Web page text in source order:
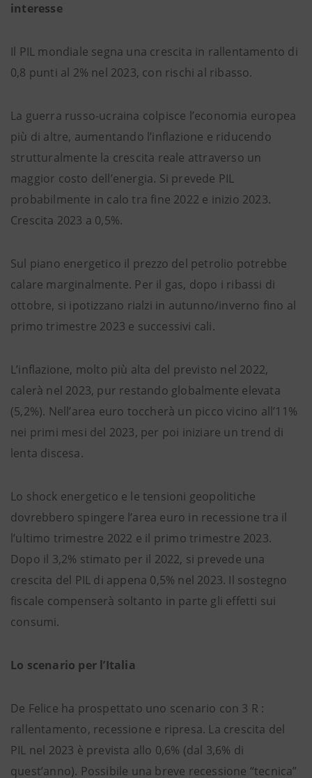
interesse
Il PIL mondiale segna una crescita in rallentamento di
0,8 punti al 2% nel 2023, con rischi al ribasso.
La guerra russo-ucraina colpisce l’economia europea
più di altre, aumentando l’inflazione e riducendo
strutturalmente la crescita reale attraverso un
maggior costo dell’energia. Si prevede PIL
probabilmente in calo tra fine 2022 e inizio 2023.
Crescita 2023 a 0,5%.
Sul piano energetico il prezzo del petrolio potrebbe
calare marginalmente. Per il gas, dopo i ribassi di
ottobre, si ipotizzano rialzi in autunno/inverno fino al
primo trimestre 2023 e successivi cali.
L’inflazione, molto più alta del previsto nel 2022,
calerà nel 2023, pur restando globalmente elevata
(5,2%). Nell’area euro toccherà un picco vicino all’11%
nei primi mesi del 2023, per poi iniziare un trend di
lenta discesa.
Lo shock energetico e le tensioni geopolitiche
dovrebbero spingere l’area euro in recessione tra il
l’ultimo trimestre 2022 e il primo trimestre 2023.
Dopo il 3,2% stimato per il 2022, si prevede una
crescita del PIL di appena 0,5% nel 2023. Il sostegno
fiscale compenserà soltanto in parte gli effetti sui
consumi.
Lo scenario per l’Italia
De Felice ha prospettato uno scenario con 3 R :
rallentamento, recessione e ripresa. La crescita del
PIL nel 2023 è prevista allo 0,6% (dal 3,6% di
quest’anno). Possibile una breve recessione “tecnica”